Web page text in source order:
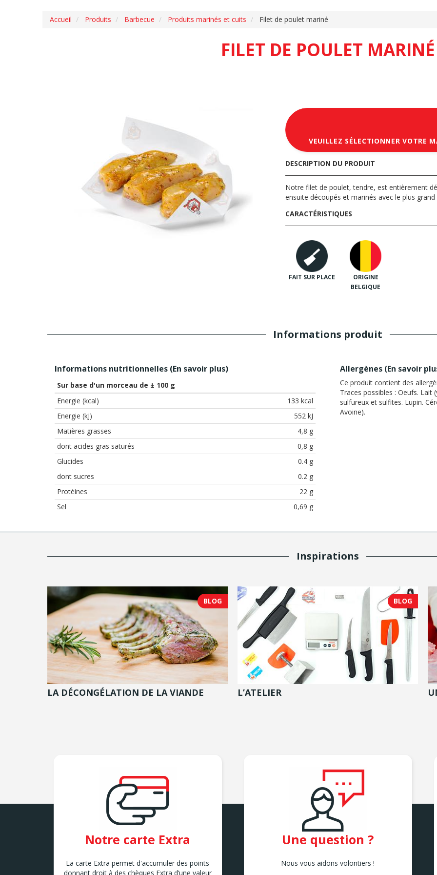
Accueil Produits Barbecue Produits marinés et cuits Filet de poulet mariné
FILET DE POULET MARINÉ
VEUILLEZ SÉLECTIONNER VOTRE
DESCRIPTION DU PRODUIT
Notre filet de poulet, tendre, est entièrement
ensuite découpés et marinés avec le plus grand
CARACTÉRISTIQUES
FAIT SUR PLACE
ORIGINE
BELGIQUE
Informations produit
Informations nutritionnelles (En savoir plus)
Sur base d'un morceau de ± 100 g
Energie (kcal)
133 kcal
Energie (kJ)
552 kJ
Matières grasses
4,8 g
dont acides gras saturés
0,8 g
Glucides
0.4 g
dont sucres
0.2 g
Protéines
22 g
Sel
0,69 g
Allergènes (En savoir
Ce produit contient des
Traces possibles : Oeufs. Lait
sulfureux et sulfites. Lupin.
Avoine).
Inspirations
BLOG
LA DÉCONGÉLATION DE LA VIANDE
BLOG
L’ATELIER
Notre carte Extra
La carte Extra permet d'accumuler des points
donnant droit à des chèques Extra d’une valeur
Une question ?
Nous vous aidons volontiers !